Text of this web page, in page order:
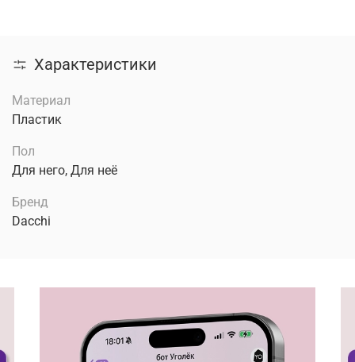
Характеристики
Материал
Пластик
Пол
Для него, Для неё
Бренд
Dacchi